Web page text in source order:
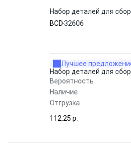
Набор деталей для
BCD32606
Лучшее
Набор деталей для
Вероятность
Наличие
Отгрузка
112.25 p.